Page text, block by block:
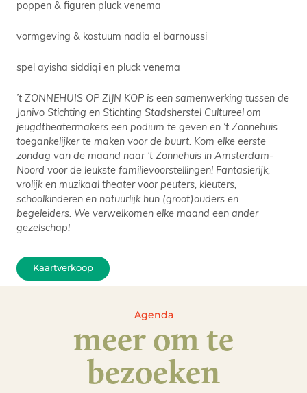
poppen & figuren pluck venema
vormgeving & kostuum nadia el barnoussi
spel ayisha siddiqi en pluck venema
’t ZONNEHUIS OP ZIJN KOP is een samenwerking tussen de
Janivo Stichting en Stichting Stadsherstel Cultureel om
jeugdtheatermakers een podium te geven en ‘t Zonnehuis
toegankelijker te maken voor de buurt. Kom elke eerste
zondag van de maand naar ’t Zonnehuis in Amsterdam-
Noord voor de leukste familievoorstellingen! Fantasierijk,
vrolijk en muzikaal theater voor peuters, kleuters,
schoolkinderen en natuurlijk hun (groot)ouders en
begeleiders. We verwelkomen elke maand een ander
gezelschap!
Kaartverkoop
Agenda
meer om te
bezoeken